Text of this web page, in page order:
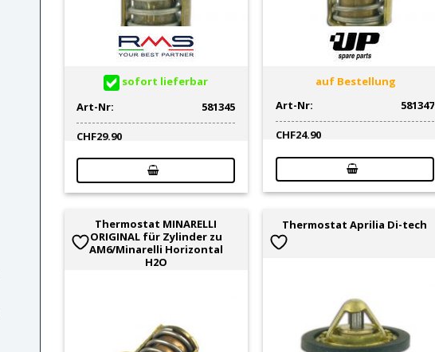
sofort lieferbar
Art-Nr:
581345
CHF29.90
auf Bestellung
Art-Nr:
581347
CHF24.90
Thermostat MINARELLI
ORIGINAL für Zylinder zu
AM6/Minarelli Horizontal
H2O
Thermostat Aprilia Di-tech